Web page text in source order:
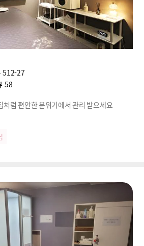
512-27
58
럼 편안한 분위기에서 관리 받으세요